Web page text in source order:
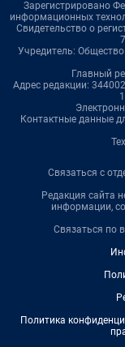
Зарегистрировано
информационных
Свидетельство о
Учредитель:
Главный
Адрес редакции:
Контактные данные
Связаться с
Редакция сайта
информации,
Связаться по
Политика